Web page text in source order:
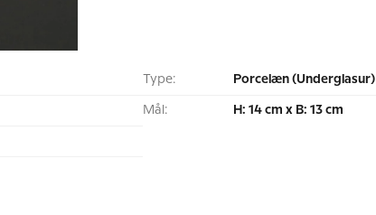
Type: Porcelæn (Underglasur)
Mål: H: 14 cm x B: 13 cm